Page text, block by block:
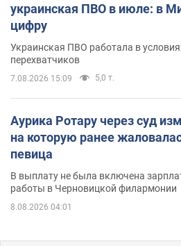
украинская ПВО в июле: в
цифру
Украинская ПВО работала в
перехватчиков
7.08.2026 15:09 5,0 т.
Аурика Ротару через суд
на которую ранее
певица
В выплату не была включена
работы в Черновицкой филармонии
8.08.2026 04:01